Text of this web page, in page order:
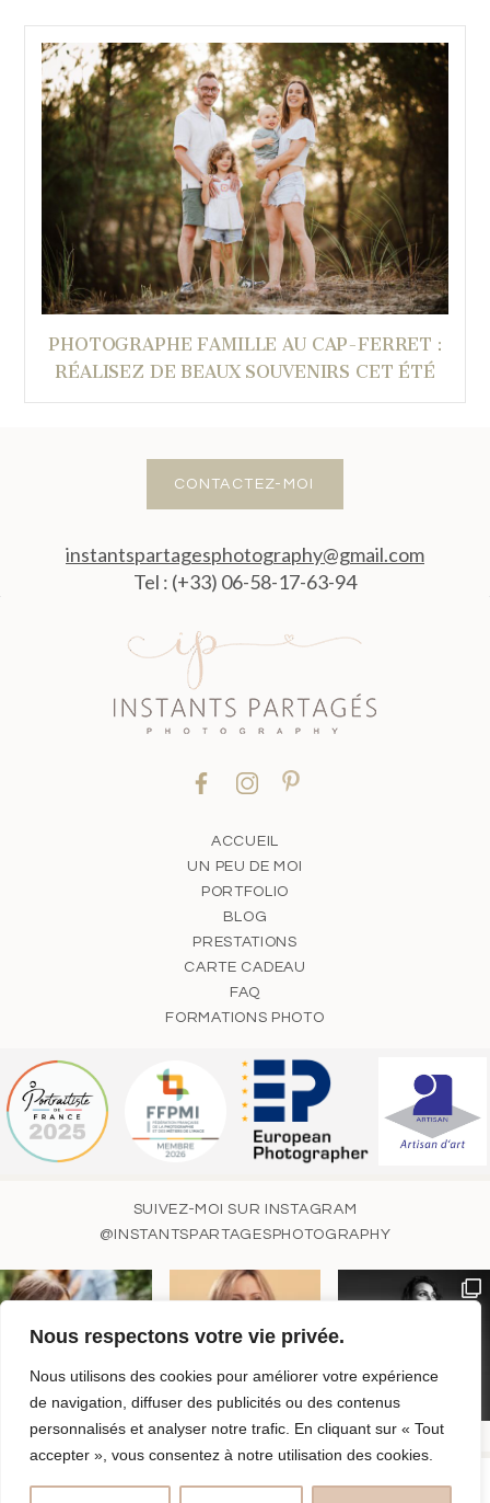
Nous respectons votre vie privée.
Nous utilisons des cookies pour améliorer votre expérience
de navigation, diffuser des publicités ou des contenus
personnalisés et analyser notre trafic. En cliquant sur « Tout
accepter », vous consentez à notre utilisation des cookies.
PHOTOGRAPHE FAMILLE AU CAP-FERRET :
RÉALISEZ DE BEAUX SOUVENIRS CET ÉTÉ
CONTACTEZ-MOI
instantspartagesphotography@gmail.com
Tel : (+33) 06-58-17-63-94
ACCUEIL
UN PEU DE MOI
PORTFOLIO
BLOG
PRESTATIONS
CARTE CADEAU
FAQ
FORMATIONS PHOTO
SUIVEZ-MOI SUR INSTAGRAM
@INSTANTSPARTAGESPHOTOGRAPHY
© MAGALI TOY | INSTANTS PARTAGÉS PHOTOGRAPHY | SIRET